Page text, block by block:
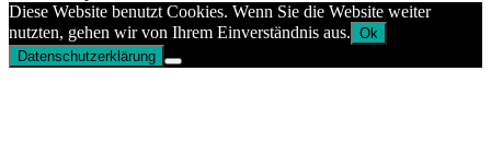
Diese Website benutzt Cookies. Wenn Sie die Website weiter
nutzten, gehen wir von Ihrem Einverständnis aus. Ok
Datenschutzerklärung